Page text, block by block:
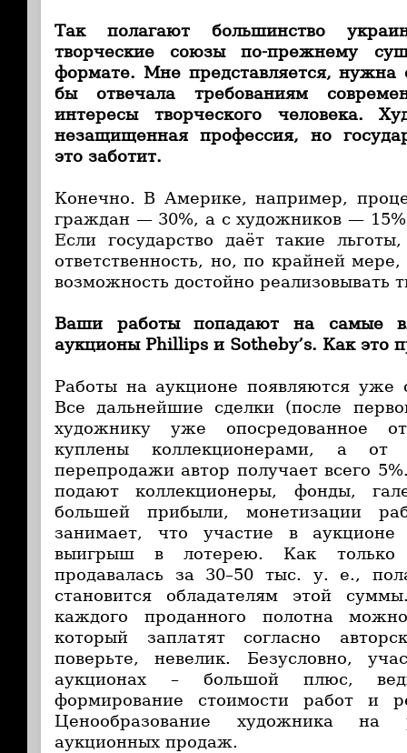
Так полагают
большинство
творческие союзы по-прежнему
формате. Мне представляется, нужна
бы отвечала требованиям
интересы творческого человека.
незащищенная профессия, но
это заботит.
Конечно. В Америке, например,
граждан — 30%, а с художников —
Если государство даёт такие
ответственность, но, по крайней
возможность достойно реализовывать
Ваши работы попадают на самые
аукционы Phillips и Sotheby’s. Как это
Работы на аукционе появляются уже
Все дальнейшие сделки (после
художнику уже опосредованное
куплены коллекционерами, а от
перепродажи автор получает всего
подают коллекционеры, фонды,
большей прибыли, монетизации
занимает, что участие в аукционе
выигрыш в лотерею. Как только
продавалась за 30–50 тыс. у. е.,
становится обладателям этой
каждого проданного полотна
который заплатят согласно
поверьте, невелик. Безусловно,
аукционах – большой плюс,
формирование стоимости работ и
Ценообразование художника
аукционных продаж.